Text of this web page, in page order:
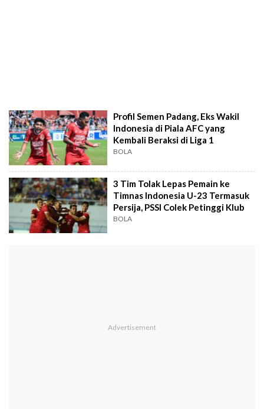
Profil Semen Padang, Eks Wakil
Indonesia di Piala AFC yang
Kembali Beraksi di Liga 1
BOLA
3 Tim Tolak Lepas Pemain ke
Timnas Indonesia U-23 Termasuk
Persija, PSSI Colek Petinggi Klub
BOLA